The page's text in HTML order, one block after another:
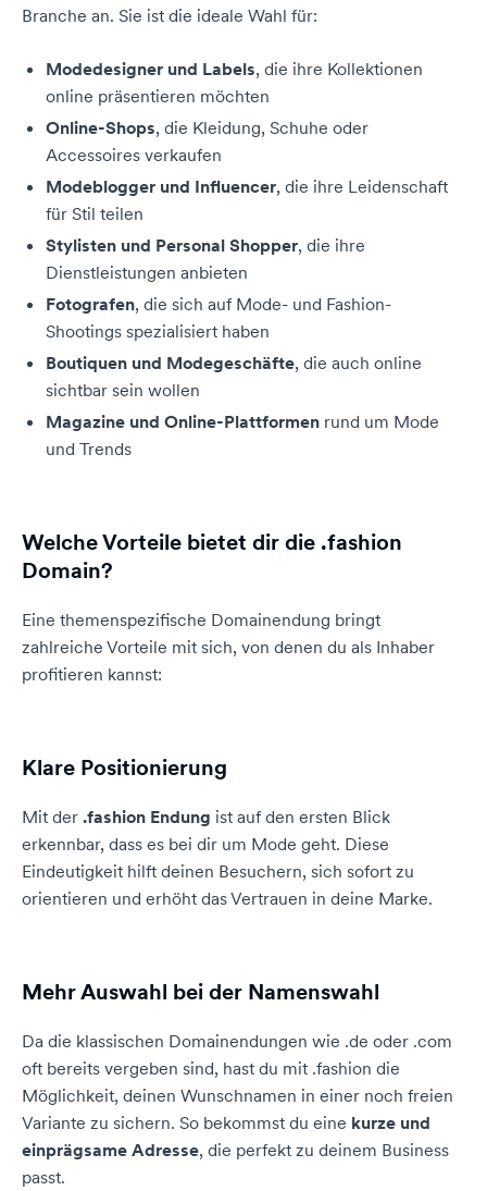
Branche an. Sie ist die ideale Wahl für:
Modedesigner und Labels, die ihre Kollektionen
online präsentieren möchten
Online-Shops, die Kleidung, Schuhe oder
Accessoires verkaufen
Modeblogger und Influencer, die ihre Leidenschaft
für Stil teilen
Stylisten und Personal Shopper, die ihre
Dienstleistungen anbieten
Fotografen, die sich auf Mode- und Fashion-
Shootings spezialisiert haben
Boutiquen und Modegeschäfte, die auch online
sichtbar sein wollen
Magazine und Online-Plattformen rund um Mode
und Trends
Welche Vorteile bietet dir die .fashion
Domain?
Eine themenspezifische Domainendung bringt
zahlreiche Vorteile mit sich, von denen du als Inhaber
profitieren kannst:
Klare Positionierung
Mit der .fashion Endung ist auf den ersten Blick
erkennbar, dass es bei dir um Mode geht. Diese
Eindeutigkeit hilft deinen Besuchern, sich sofort zu
orientieren und erhöht das Vertrauen in deine Marke.
Mehr Auswahl bei der Namenswahl
Da die klassischen Domainendungen wie .de oder .com
oft bereits vergeben sind, hast du mit .fashion die
Möglichkeit, deinen Wunschnamen in einer noch freien
Variante zu sichern. So bekommst du eine kurze und
einprägsame Adresse, die perfekt zu deinem Business
passt.